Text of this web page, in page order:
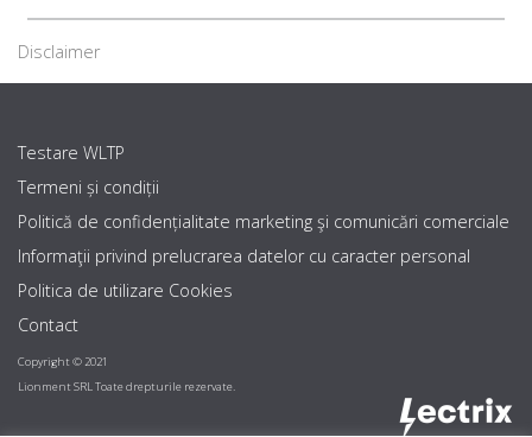
Disclaimer
Testare WLTP
Termeni și condiții
Politică de confidențialitate marketing şi comunicări comerciale
Informaţii privind prelucrarea datelor cu caracter personal
Politica de utilizare Cookies
Contact
Copyright © 2021
Lionment SRL Toate drepturile rezervate.